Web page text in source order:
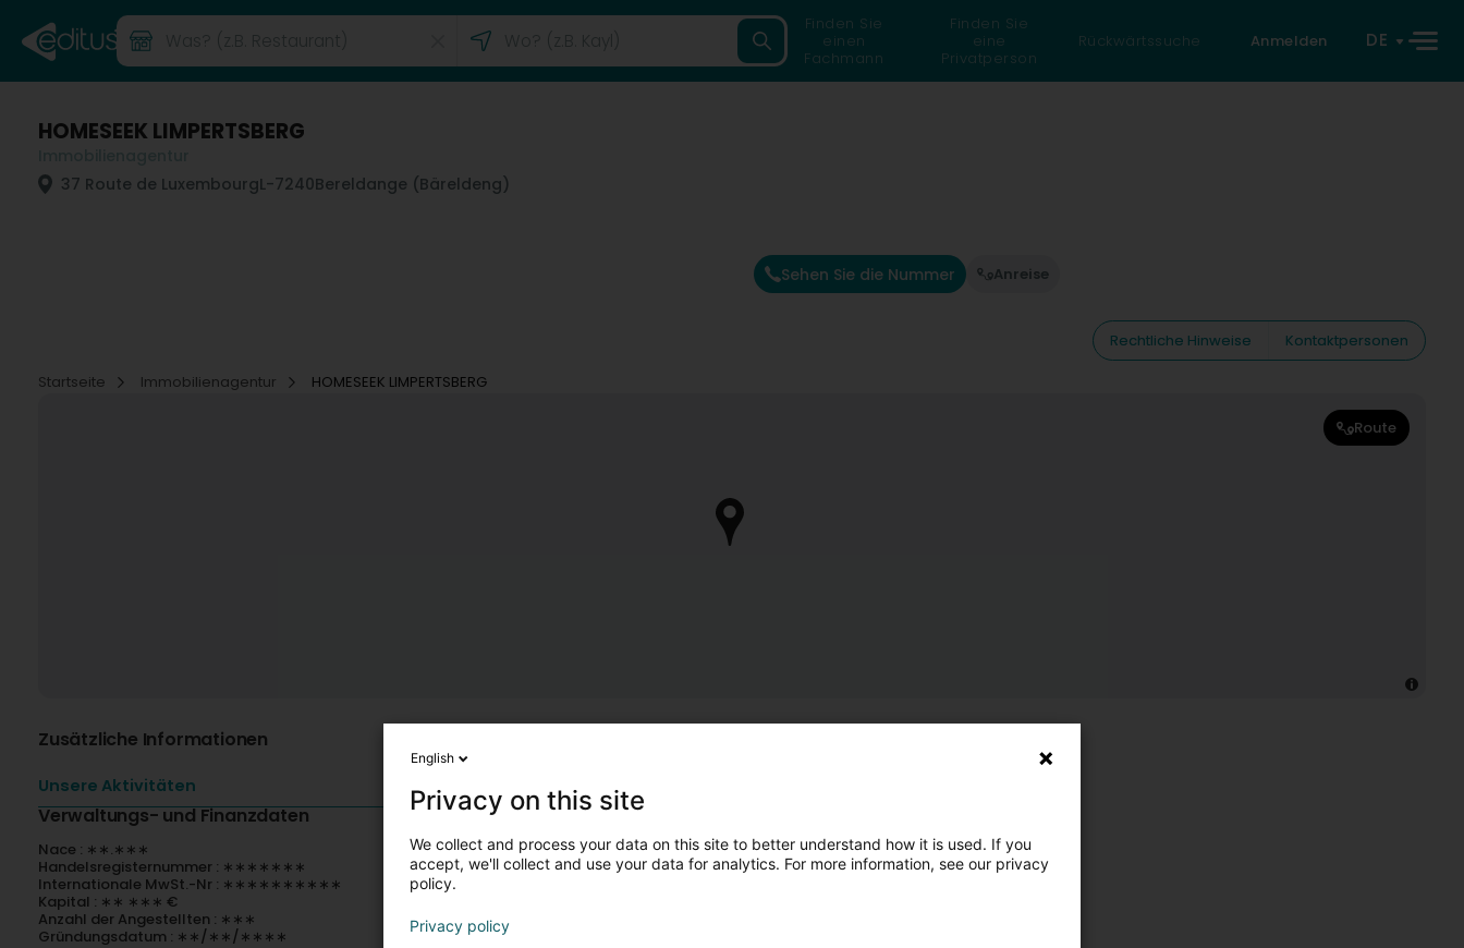
Finden Sie
einen
Fachmann
Finden Sie
eine
Privatperson
Rückwärtssuche Anmelden DE
HOMESEEK LIMPERTSBERG
37 Route de LuxembourgL-7240Bereldange (Bäreldeng)
Sehen Sie die Nummer Anreise
Rechtliche Hinweise
Kontaktpersonen
Startseite
Immobilienagentur HOMESEEK LIMPERTSBERG
Route
Zusätzliche Informationen
Unsere Aktivitäten
Verwaltungs- und Finanzdaten
Nace : ∗∗.∗∗∗
Handelsregisternummer : ∗∗∗∗∗∗∗
Internationale MwSt.-Nr : ∗∗∗∗∗∗∗∗∗∗
Kapital : ∗∗ ∗∗∗ €
Anzahl der Angestellten : ∗∗∗
Gründungsdatum : ∗∗/∗∗/∗∗∗∗
English
Privacy on this site
We collect and process your data on this site to better understand how it is used. If you
accept, we'll collect and use your data for analytics. For more information, see our privacy
policy.
Privacy policy